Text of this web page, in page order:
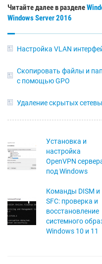
Читайте далее в разделе
Windows Server 2016
Настройка VLAN
Скопировать файлы и
с помощью GPO
Удаление скрытых
Установка и
настройка
OpenVPN
под Windows
Команды DISM и
SFC: проверка и
восстановление
системного
Windows 10 и 11